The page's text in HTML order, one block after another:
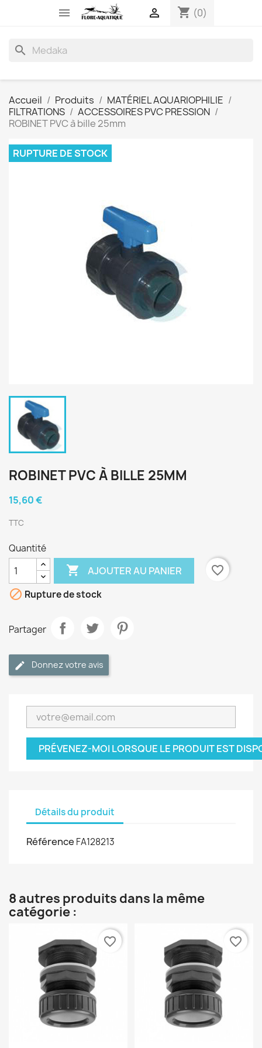
 shopping_cart (0)

search
Accueil Produits
MATÉRIEL AQUARIOPHILIE
FILTRATIONS
ACCESSOIRES PVC PRESSION
ROBINET PVC à bille 25mm
RUPTURE DE STOCK
ROBINET PVC À BILLE 25MM
15,60 €
TTC
Quantité
 AJOUTER AU PANIER
favorite_border
 Rupture de stock
Partager
Donnez votre avis
PRÉVENEZ-MOI LORSQUE LE PRODUIT EST
Détails du produit
Référence FA128213
8 autres produits dans la même
catégorie :
favorite_border favorite_border